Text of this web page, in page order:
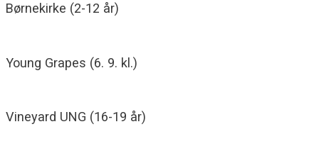
Børnekirke (2-12 år)
Young Grapes (6. 9. kl.)
Vineyard UNG (16-19 år)